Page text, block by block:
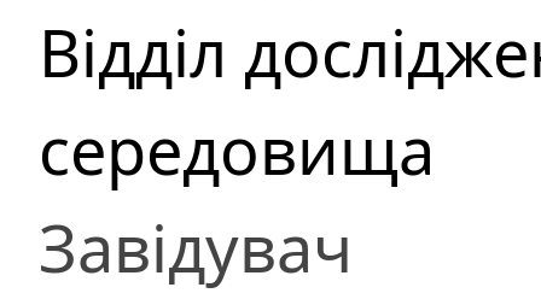
Відділ
середовища
Завідувач